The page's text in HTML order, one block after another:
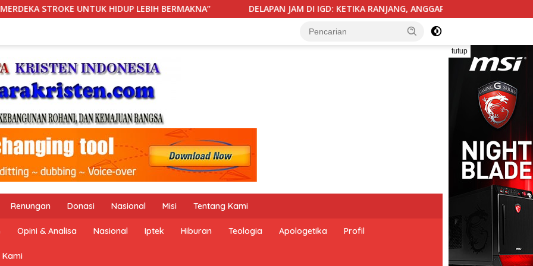
BERMAKNA” DELAPAN JAM DI IGD: KETIKA RANJANG, ANGGARAN, BIROKRASI, DAN EMPATI SAMA-SAMA MENIPIS
tutup
Renungan Donasi Nasional Misi Tentang Kami
Opini & Analisa Nasional Iptek Hiburan Teologia Apologetika Profil
Kami